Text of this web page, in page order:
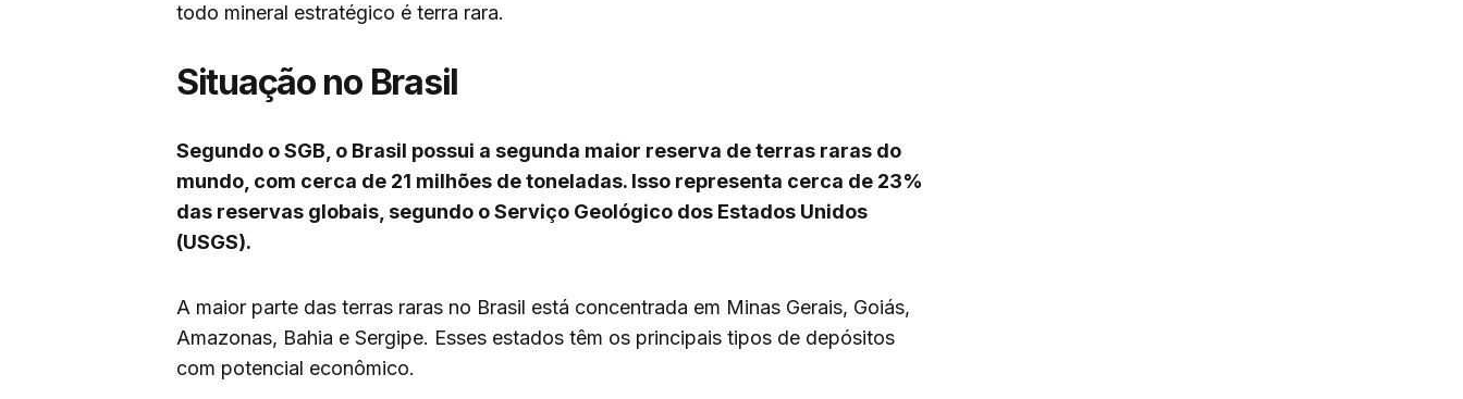
todo mineral estratégico é terra rara.
Situação no Brasil
Segundo o SGB, o Brasil possui a segunda maior reserva de terras raras do
mundo, com cerca de 21 milhões de toneladas. Isso representa cerca de 23%
das reservas globais, segundo o Serviço Geológico dos Estados Unidos
(USGS).
A maior parte das terras raras no Brasil está concentrada em Minas Gerais, Goiás,
Amazonas, Bahia e Sergipe. Esses estados têm os principais tipos de depósitos
com potencial econômico.